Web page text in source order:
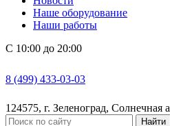
Наше оборудование
Наши работы
С 10:00 до 20:00
8 (499) 433-03-03
124575, г. Зеленоград, Солнечная